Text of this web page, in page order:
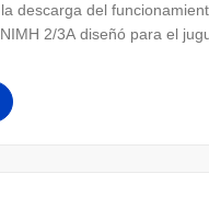
descarga del
2/3A diseñó para el